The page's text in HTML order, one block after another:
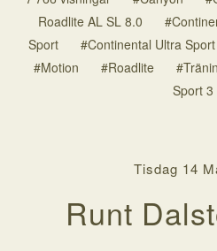
Roadlite AL SL 8.0
Sport
#Continental Ultra
#Motion
#Roadlite
Sport 3
Tisdag 14
Runt